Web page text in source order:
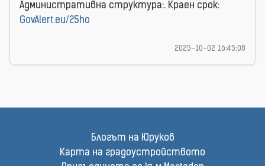
Административна структура:. Краен срок:
GovAlert.eu/25ho
2025-10-02 16:45:08
Блогът на Юруков
Карта на градоустройството